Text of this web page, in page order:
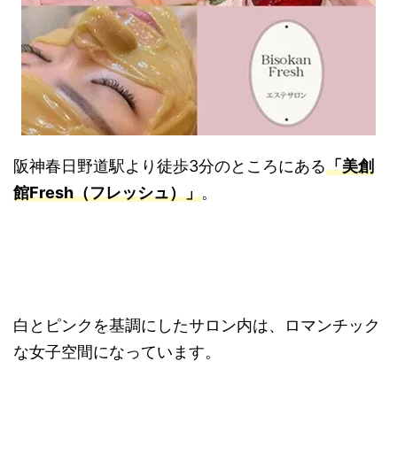
阪神春日野道駅より徒歩3分のところにある「美創
館Fresh（フレッシュ）」。
白とピンクを基調にしたサロン内は、ロマンチック
な女子空間になっています。